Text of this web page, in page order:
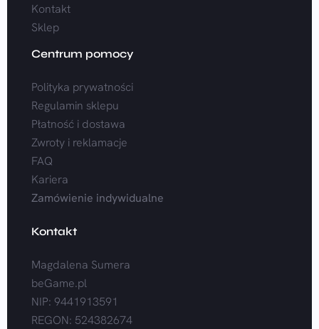
Kontakt
Sklep
Centrum pomocy
Polityka prywatności
Regulamin sklepu
Płatność i dostawa
Zwroty i reklamacje
FAQ
Kariera
Zamówienie indywidualne
Kontakt
Magdalena Sumera
beGame.pl
NIP: 9441913591
REGON: 524382674